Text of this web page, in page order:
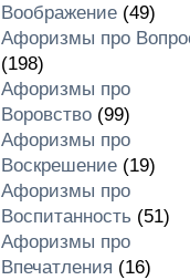
Воображение(49)
Афоризмы про
(198)
Афоризмы про
Воровство(99)
Афоризмы про
Воскрешение(19)
Афоризмы про
Воспитанность (51)
Афоризмы про
Впечатления (16)